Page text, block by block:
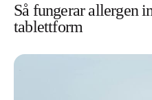
Så fungerar allergen
tablettform